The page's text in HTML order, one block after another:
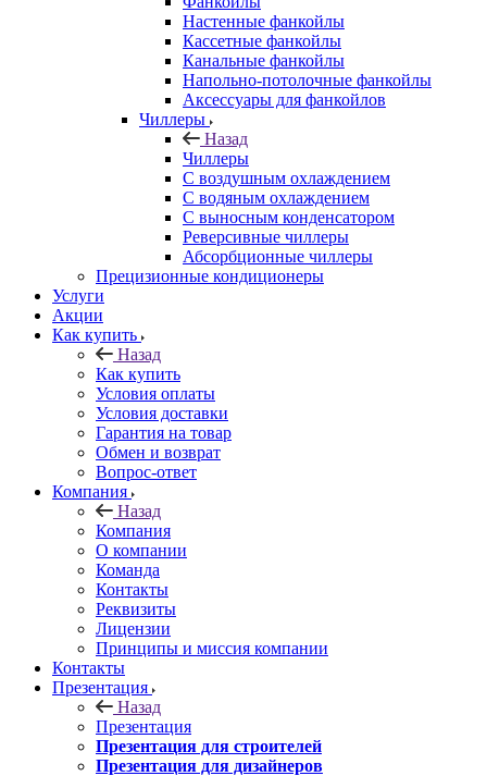
Настенные фанкойлы
Кассетные фанкойлы
Канальные фанкойлы
Напольно-потолочные фанкойлы
Аксессуары для фанкойлов
Чиллеры
Назад
Чиллеры
С воздушным охлаждением
С водяным охлаждением
С выносным конденсатором
Реверсивные чиллеры
Абсорбционные чиллеры
Прецизионные кондиционеры
Услуги
Акции
Как купить
Назад
Как купить
Условия оплаты
Условия доставки
Гарантия на товар
Обмен и возврат
Вопрос-ответ
Компания
Назад
Компания
О компании
Команда
Контакты
Реквизиты
Лицензии
Принципы и миссия компании
Контакты
Презентация
Назад
Презентация
Презентация для строителей
Презентация для дизайнеров